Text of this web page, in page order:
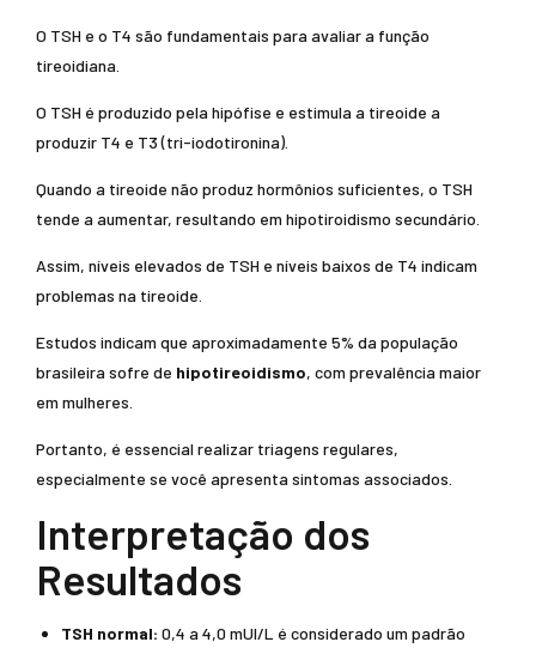
O TSH e o T4 são fundamentais para avaliar a função
tireoidiana.
O TSH é produzido pela hipófise e estimula a tireoide a
produzir T4 e T3 (tri-iodotironina).
Quando a tireoide não produz hormônios suficientes, o TSH
tende a aumentar, resultando em hipotiroidismo secundário.
Assim, níveis elevados de TSH e níveis baixos de T4 indicam
problemas na tireoide.
Estudos indicam que aproximadamente 5% da população
brasileira sofre de hipotireoidismo, com prevalência maior
em mulheres.
Portanto, é essencial realizar triagens regulares,
especialmente se você apresenta sintomas associados.
Interpretação dos
Resultados
TSH normal: 0,4 a 4,0 mUI/L é considerado um padrão